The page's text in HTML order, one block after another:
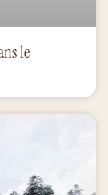
le